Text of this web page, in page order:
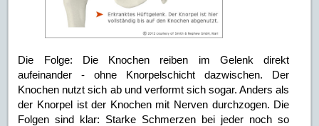
Die Folge: Die Knochen reiben im Gelenk direkt
aufeinander - ohne Knorpelschicht dazwischen. Der
Knochen nutzt sich ab und verformt sich sogar. Anders als
der Knorpel ist der Knochen mit Nerven durchzogen. Die
Folgen sind klar: Starke Schmerzen bei jeder noch so